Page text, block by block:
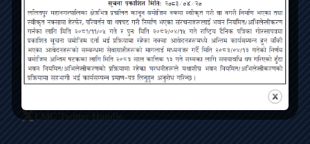
Contact
ललितपुर महानगरपालिका, पुल्चोक, ललितपुर
info@lmc.gov.np
01-5422563